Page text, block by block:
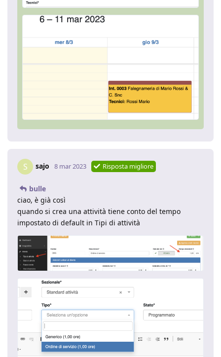
S sajo 8 mar 2023 Risposta migliore
bulle
ciao, è già così
quando si crea una attività tiene conto del tempo
impostato di default in Tipi di attività